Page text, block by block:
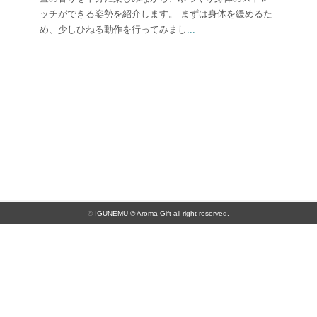
ッチができる姿勢を紹介します。 まずは身体を緩めるた
め、少しひねる動作を行ってみまし ...
© IGUNEMU © Aroma Gift all right reserved.